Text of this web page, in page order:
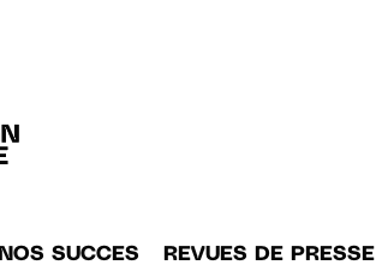
NOS SUCCES REVUES DE PRESSE